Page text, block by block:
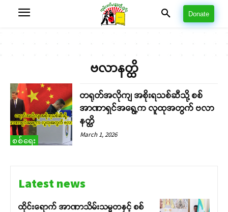
Donate
ဗလာနတ္ထိ
စစ်ရေး
တရုတ်အလိုကျ အစိုးရသစ်ဆီသို့ စစ်
အာဏာရှင်အရွေ့က လူထုအတွက် ဗလာ
နတ္ထိ
March 1, 2026
Latest news
ထိုင်းရောက် အာဏာသိမ်းသမ္မတနှင့် စစ်